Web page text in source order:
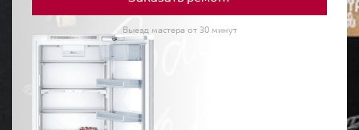
Выезд мастера от 30 минут